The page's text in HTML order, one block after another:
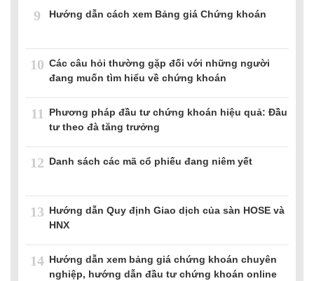
9 Hướng dẫn cách xem Bảng giá Chứng khoán
10 Các câu hỏi thường gặp đối với những người
đang muốn tìm hiểu về chứng khoán
11
Phương pháp đầu tư chứng khoán hiệu quả: Đầu
tư theo đà tăng trưởng
12 Danh sách các mã cổ phiếu đang niêm yết
13 Hướng dẫn Quy định Giao dịch của sàn HOSE và
HNX
14 Hướng dẫn xem bảng giá chứng khoán chuyên
nghiệp, hướng dẫn đầu tư chứng khoán online